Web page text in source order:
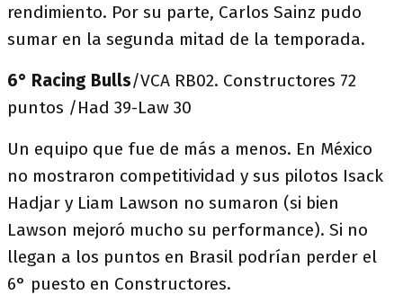
rendimiento. Por su parte, Carlos Sainz pudo
sumar en la segunda mitad de la temporada.
6° Racing Bulls/VCA RB02. Constructores 72
puntos /Had 39-Law 30
Un equipo que fue de más a menos. En México
no mostraron competitividad y sus pilotos Isack
Hadjar y Liam Lawson no sumaron (si bien
Lawson mejoró mucho su performance). Si no
llegan a los puntos en Brasil podrían perder el
6° puesto en Constructores.